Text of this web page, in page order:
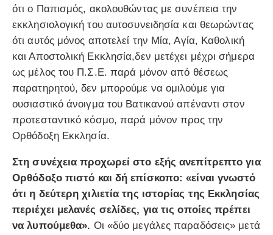
ότι ο Παπισμός, ακολουθώντας με συνέπεια την
εκκλησιολογική του αυτοσυνειδησία και θεωρώντας
ότι αυτός μόνος αποτελεί την Μία, Αγία, Καθολική
και Αποστολική Εκκλησία,δεν μετέχει μέχρι σήμερα
ως μέλος του Π.Σ.Ε. παρά μόνον από θέσεως
παρατηρητού, δεν μπορούμε να ομιλούμε για
ουσιαστικό άνοιγμα του Βατικανού απέναντι στον
προτεσταντικό κόσμο, παρά μόνον προς την
Ορθόδοξη Εκκλησία.
Στη συνέχεια προχωρεί στο εξής ανεπίτρεπτο για
Ορθόδοξο πιστό και δή επίσκοπο: «είναι γνωστό
ότι η δεύτερη χιλιετία της ιστορίας της Εκκλησίας
περιέχει μελανές σελίδες, για τις οποίες πρέπει
να λυπούμεθα». Οι «δύο μεγάλες παραδόσεις» μετά